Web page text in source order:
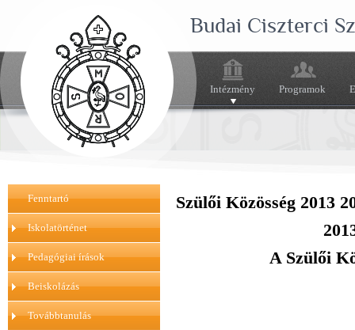
Budai Ciszterci
Intézmény Programok
Fenntartó
Iskolatörténet
Pedagógiai írások
Beiskolázás
Továbbtanulás
Szülői Közösség 2013
A Szülői